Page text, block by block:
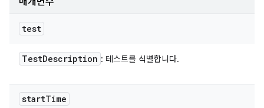
test
TestDescription : 테스트를 식별합니다.
startTime